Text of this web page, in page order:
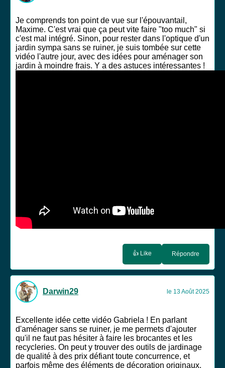
Je comprends ton point de vue sur l'épouvantail,
Maxime. C'est vrai que ça peut vite faire "too much" si
c'est mal intégré. Sinon, pour rester dans l'optique d'un
jardin sympa sans se ruiner, je suis tombée sur cette
vidéo l'autre jour, avec des idées pour aménager son
jardin à moindre frais. Y a des astuces intéressantes !
👍 Like Répondre
Darwin29 le 13 Août 2025
Excellente idée cette vidéo Gabriela ! En parlant
d'aménager sans se ruiner, je me permets d'ajouter
qu'il ne faut pas hésiter à faire les brocantes et les
recycleries. On peut y trouver des outils de jardinage
de qualité à des prix défiant toute concurrence, et
parfois même des éléments de décoration originaux.